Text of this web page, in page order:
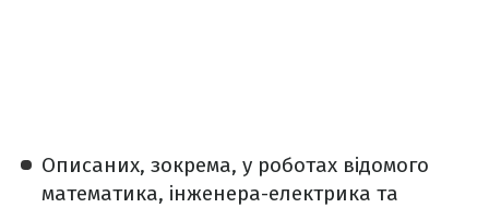
Описаних, зокрема, у роботах відомого
математика, інженера-електрика та